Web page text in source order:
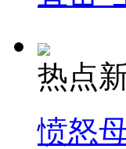
热点
愤怒